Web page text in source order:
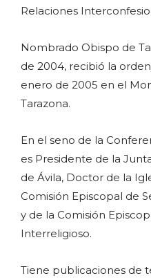
Relaciones
Nombrado Obispo de
de 2004, recibió la
enero de 2005 en el
Tarazona.
En el seno de la
es Presidente de la
de Ávila, Doctor de la
Comisión Episcopal de
y de la Comisión
Interreligioso.
Tiene publicaciones de